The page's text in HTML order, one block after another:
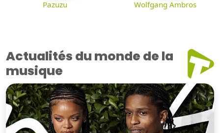
Pazuzu Wolfgang Ambros
Actualités du monde de la
musique